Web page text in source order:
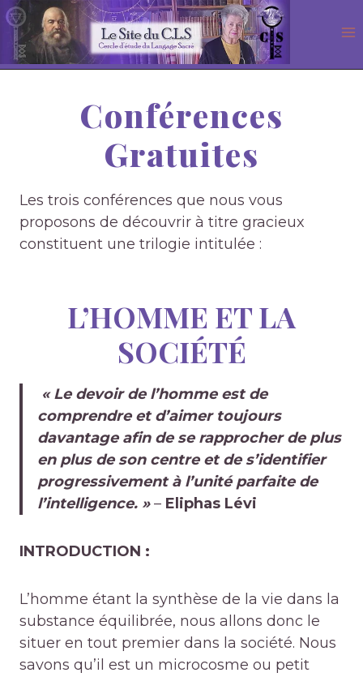
Aller
au
contenu
Conférences
Gratuites
Les trois conférences que nous vous
proposons de découvrir à titre gracieux
constituent une trilogie intitulée :
L’HOMME ET LA
SOCIÉTÉ
« Le devoir de l’homme est de
comprendre et d’aimer toujours
davantage afin de se rapprocher de plus
en plus de son centre et de s’identifier
progressivement à l’unité parfaite de
l’intelligence. »– Eliphas Lévi
INTRODUCTION :
L’homme étant la synthèse de la vie dans la
substance équilibrée, nous allons donc le
situer en tout premier dans la société. Nous
savons qu’il est un microcosme ou petit